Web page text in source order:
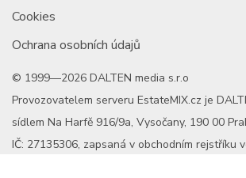
Cookies
Ochrana osobních údajů
© 1999—2026 DALTEN media s.r.o
Provozovatelem serveru EstateMIX.cz je
sídlem Na Harfě 916/9a, Vysočany, 190 00
IČ: 27135306, zapsaná v obchodním rejstříku